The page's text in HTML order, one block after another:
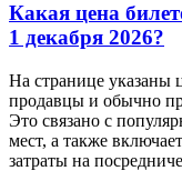
Какая цена
1 декабря 2026?
На странице указаны
продавцы и обычно
Это связано с
мест, а также
затраты на